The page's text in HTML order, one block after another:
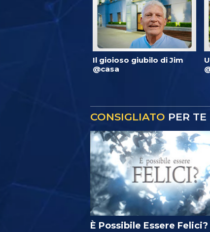
Il gioioso giubilo di Jim
@casa
CONSIGLIATO PER TE
È Possibile Essere Felici?